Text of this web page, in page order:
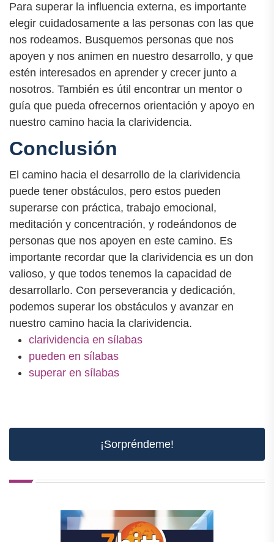
Para superar la influencia externa, es importante
elegir cuidadosamente a las personas con las que
nos rodeamos. Busquemos personas que nos
apoyen y nos animen en nuestro desarrollo, y que
estén interesados en aprender y crecer junto a
nosotros. También es útil encontrar un mentor o
guía que pueda ofrecernos orientación y apoyo en
nuestro camino hacia la clarividencia.
Conclusión
El camino hacia el desarrollo de la clarividencia
puede tener obstáculos, pero estos pueden
superarse con práctica, trabajo emocional,
meditación y concentración, y rodeándonos de
personas que nos apoyen en este camino. Es
importante recordar que la clarividencia es un don
valioso, y que todos tenemos la capacidad de
desarrollarlo. Con perseverancia y dedicación,
podemos superar los obstáculos y avanzar en
nuestro camino hacia la clarividencia.
clarividencia en sílabas
pueden en sílabas
superar en sílabas
¡Sorpréndeme!